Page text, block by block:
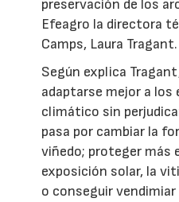
preservación de los
Efeagro la directora
Camps, Laura Tragant.
Según explica
adaptarse mejor a
climático sin
pasa por cambiar la
viñedo; proteger más
exposición solar, la
o conseguir